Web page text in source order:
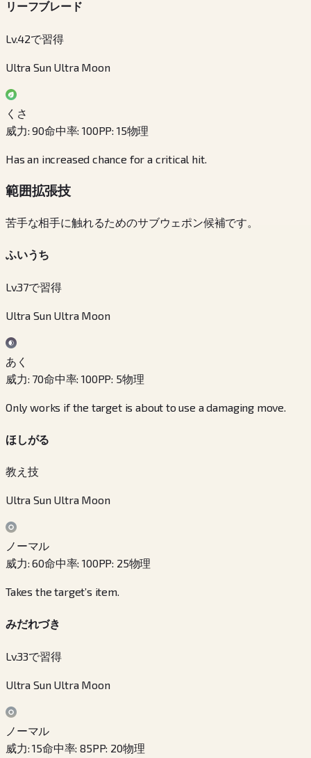
リーフブレード
Lv.42で習得
Ultra Sun Ultra Moon
くさ
威力:90命中率:100PP: 15物理
Has an increased chance for a critical hit.
範囲拡張技
苦手な相手に触れるためのサブウェポン候補です。
ふいうち
Lv.37で習得
Ultra Sun Ultra Moon
あく
威力: 70命中率:100PP: 5物理
Only works if the target is about to use a damaging move.
ほしがる
教え技
Ultra Sun Ultra Moon
ノーマル
威力:60命中率:100PP: 25物理
Takes the target’s item.
みだれづき
Lv.33で習得
Ultra Sun Ultra Moon
ノーマル
威力:15命中率:85PP: 20物理